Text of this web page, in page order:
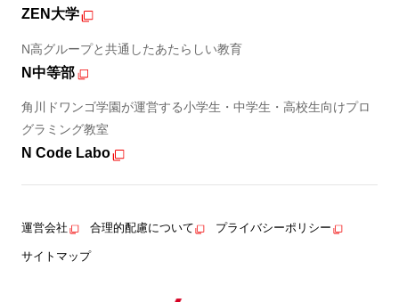
ZEN大学
N高グループと共通したあたらしい教育
N中等部
角川ドワンゴ学園が運営する小学生・中学生・高校生向けプロ
グラミング教室
N Code Labo
運営会社 合理的配慮について プライバシーポリシー
サイトマップ